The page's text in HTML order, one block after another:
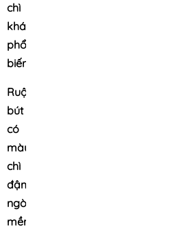
chì
khá
phổ
biến.
Ruột
bút
có
màu
chì
đậm,
ngòi
mềm